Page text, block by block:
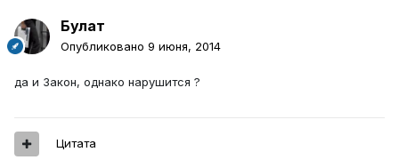
Булат
Опубликовано 9 июня, 2014
да и Закон, однако нарушится ?
Цитата